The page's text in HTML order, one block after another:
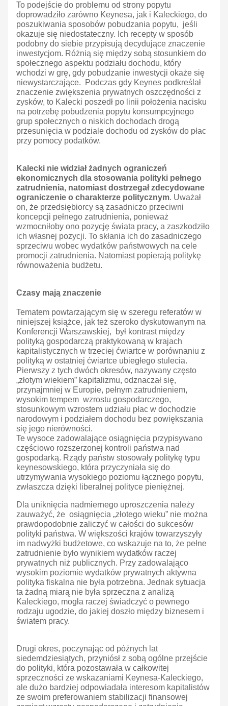
To podejście do problemu od strony popytu
doprowadziło zarówno Keynesa, jak i Kaleckiego, do
poszukiwania sposobów pobudzania popytu, jeśli
okazuje się niedostateczny. Ich recepty w sposób
podobny do siebie przypisują decydujące znaczenie
inwestycjom. Różnią się między sobą stosunkiem do
społecznego aspektu podziału dochodu, który
wchodzi w grę, gdy pobudzanie inwestycji okaże się
niewystarczające. Podczas gdy Keynes podkreślał
znaczenie zwiększenia prywatnych oszczędności z
zysków, to Kalecki poszedł po linii położenia nacisku
na potrzebę pobudzenia popytu konsumpcyjnego
grup społecznych o niskich dochodach drogą
przesunięcia w podziale dochodu od zysków do płac
przy pomocy podatków.
Kalecki nie widział żadnych ograniczeń
ekonomicznych dla stosowania polityki pełnego
zatrudnienia, natomiast dostrzegał zdecydowane
ograniczenie o charakterze politycznym. Uważał
on, że przedsiębiorcy są zasadniczo przeciwni
koncepcji pełnego zatrudnienia, ponieważ
wzmocniłoby ono pozycję świata pracy, a zaszkodziło
ich własnej pozycji. To skłania ich do zasadniczego
sprzeciwu wobec wydatków państwowych na cele
promocji zatrudnienia. Natomiast popierają politykę
równoważenia budżetu.
Czasy mają znaczenie
Tematem powtarzającym się w szeregu referatów w
niniejszej książce, jak też szeroko dyskutowanym na
Konferencji Warszawskiej, był kontrast między
polityką gospodarczą praktykowaną w krajach
kapitalistycznych w trzeciej ćwiartce w porównaniu z
polityką w ostatniej ćwiartce ubiegłego stulecia.
Pierwszy z tych dwóch okresów, nazywany często
„złotym wiekiem” kapitalizmu, odznaczał się,
przynajmniej w Europie, pełnym zatrudnieniem,
wysokim tempem wzrostu gospodarczego,
stosunkowym wzrostem udziału płac w dochodzie
narodowym i podziałem dochodu bez powiększania
się jego nierówności.
Te wysoce zadowalające osiągnięcia przypisywano
częściowo rozszerzonej kontroli państwa nad
gospodarką. Rządy państw stosowały politykę typu
keynesowskiego, która przyczyniała się do
utrzymywania wysokiego poziomu łącznego popytu,
zwłaszcza dzięki liberalnej polityce pieniężnej.
Dla uniknięcia nadmiernego uproszczenia należy
zauważyć, że osiągnięcia „złotego wieku” nie można
prawdopodobnie zaliczyć w całości do sukcesów
polityki państwa. W większości krajów towarzyszyły
im nadwyżki budżetowe, co wskazuje na to, że pełne
zatrudnienie było wynikiem wydatków raczej
prywatnych niż publicznych. Przy zadowalająco
wysokim poziomie wydatków prywatnych aktywna
polityka fiskalna nie była potrzebna. Jednak sytuacja
ta żadną miarą nie była sprzeczna z analizą
Kaleckiego, mogła raczej świadczyć o pewnego
rodzaju ugodzie, do jakiej doszło między biznesem i
światem pracy.
Drugi okres, poczynając od późnych lat
siedemdziesiątych, przyniósł z sobą ogólne przejście
do polityki, która pozostawała w całkowitej
sprzeczności ze wskazaniami Keynesa-Kaleckiego,
ale dużo bardziej odpowiadała interesom kapitalistów
ze swoim preferowaniem stabilizacji finansowej